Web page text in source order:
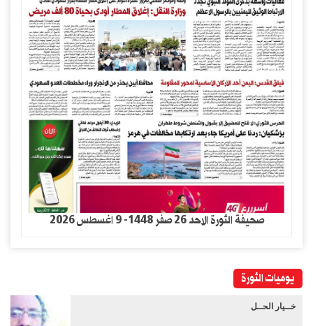
صحيفة الثورة الاحد 26 صفر 1448- 9 اغسطس 2026
يوميات الثورة
خــيار الحــل